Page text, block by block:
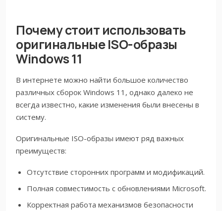
Почему стоит использовать
оригинальные ISO-образы
Windows 11
В интернете можно найти большое количество
различных сборок Windows 11, однако далеко не
всегда известно, какие изменения были внесены в
систему.
Оригинальные ISO-образы имеют ряд важных
преимуществ:
Отсутствие сторонних программ и модификаций.
Полная совместимость с обновлениями Microsoft.
Корректная работа механизмов безопасности